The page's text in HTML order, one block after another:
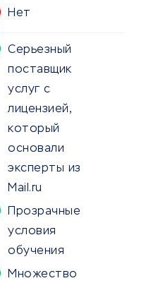
Нет
Серьезный
поставщик
услуг с
лицензией,
который
основали
эксперты из
Mail.ru
Прозрачные
условия
обучения
Множество